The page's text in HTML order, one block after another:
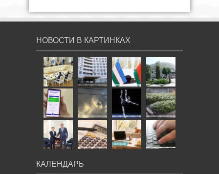
НОВОСТИ В КАРТИНКАХ
КАЛЕНДАРЬ